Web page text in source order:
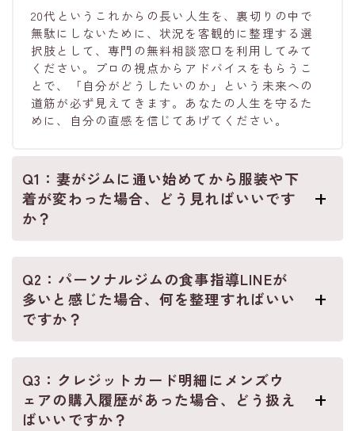
20代というこれからの長い人生を、裏切りの中で
無駄にしないために、状況を客観的に整理する選
択肢として、専門の無料相談窓口を利用してみて
ください。プロの視点からアドバイスをもらうこ
とで、「自分がどうしたいのか」という未来への
道筋が必ず見えてきます。あなたの人生を守るた
めに、自分の直感を信じてあげてください。
Q1：妻がジムに通い始めてから服装や下
着が変わった場合、どう見ればいいです
か？
Q2：パーソナルジムの食事指導LINEが
多いと感じた場合、何を整理すればいい
ですか？
Q3：クレジットカード明細にメンズウ
ェアの購入履歴があった場合、どう扱え
ばいいですか？